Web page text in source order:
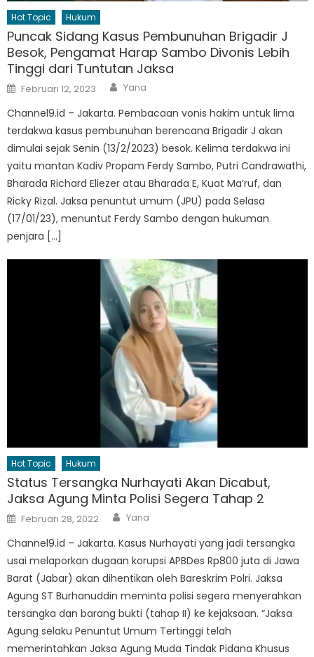
Hot Topic Hukum
Puncak Sidang Kasus Pembunuhan Brigadir J
Besok, Pengamat Harap Sambo Divonis Lebih
Tinggi dari Tuntutan Jaksa
Posted
on
Februari 12, 2023 Author
Yana
Channel9.id – Jakarta. Pembacaan vonis hakim untuk lima
terdakwa kasus pembunuhan berencana Brigadir J akan
dimulai sejak Senin (13/2/2023) besok. Kelima terdakwa ini
yaitu mantan Kadiv Propam Ferdy Sambo, Putri Candrawathi,
Bharada Richard Eliezer atau Bharada E, Kuat Ma’ruf, dan
Ricky Rizal. Jaksa penuntut umum (JPU) pada Selasa
(17/01/23), menuntut Ferdy Sambo dengan hukuman
penjara […]
Hot Topic Hukum
Status Tersangka Nurhayati Akan Dicabut,
Jaksa Agung Minta Polisi Segera Tahap 2
Posted
on
Februari 28, 2022 Author
Yana
Channel9.id – Jakarta. Kasus Nurhayati yang jadi tersangka
usai melaporkan dugaan korupsi APBDes Rp800 juta di Jawa
Barat (Jabar) akan dihentikan oleh Bareskrim Polri. Jaksa
Agung ST Burhanuddin meminta polisi segera menyerahkan
tersangka dan barang bukti (tahap II) ke kejaksaan. “Jaksa
Agung selaku Penuntut Umum Tertinggi telah
memerintahkan Jaksa Agung Muda Tindak Pidana Khusus